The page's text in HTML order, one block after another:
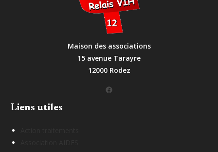
Maison des associations
15 avenue Tarayre
12000 Rodez
Facebook
Liens utiles